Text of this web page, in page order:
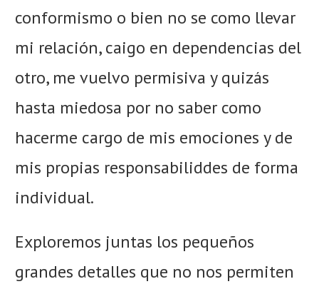
conformismo o bien no se como llevar
mi relación, caigo en dependencias del
otro, me vuelvo permisiva y quizás
hasta miedosa por no saber como
hacerme cargo de mis emociones y de
mis propias responsabiliddes de forma
individual.
Exploremos juntas los pequeños
grandes detalles que no nos permiten